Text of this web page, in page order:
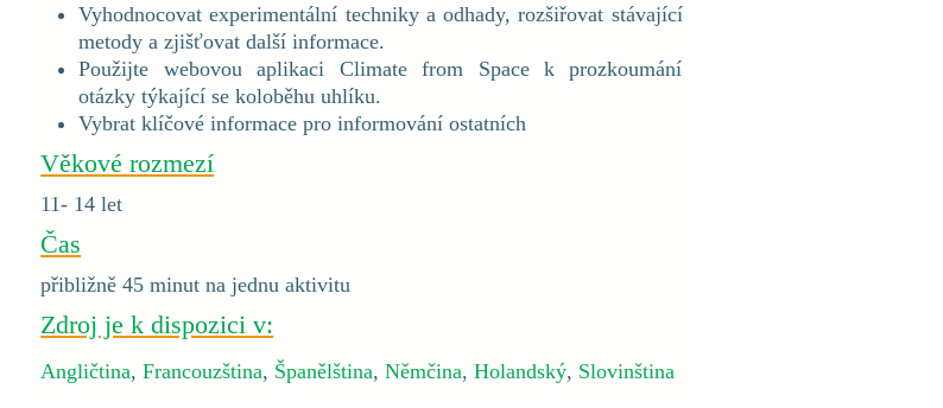
Vyhodnocovat experimentální techniky a odhady, rozšiřovat stávající
metody a zjišťovat další informace.
Použijte webovou aplikaci Climate from Space k prozkoumání
otázky týkající se koloběhu uhlíku.
Vybrat klíčové informace pro informování ostatních
Věkové rozmezí
11- 14 let
Čas
přibližně 45 minut na jednu aktivitu
Zdroj je k dispozici v:
Angličtina,Francouzština, Španělština,Němčina,Holandský, Slovinština